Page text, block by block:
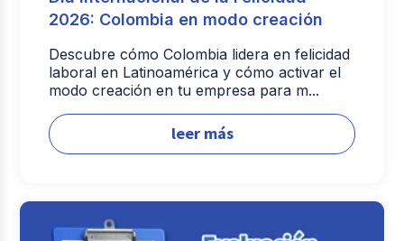
2026: Colombia en modo creación
Descubre cómo Colombia lidera en felicidad
laboral en Latinoamérica y cómo activar el
modo creación en tu empresa para m...
leer más